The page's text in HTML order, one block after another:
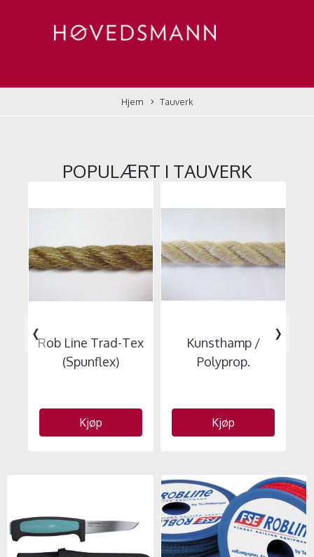
Hjem Tauverk
POPULÆRT I TAUVERK
Rob Line Trad-Tex
(Spunflex)
Kjøp
Kunsthamp /
Polyprop.
Kjøp
‹ ›